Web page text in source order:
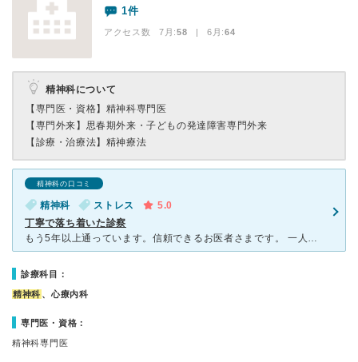
1件
アクセス数 7月:58 | 6月:64
精神科について
【専門医・資格】 精神科専門医
【専門外来】 思春期外来・子どもの発達障害専門外来
【診療・治療法】 精神療法
精神科の口コミ
精神科 ストレス
5.0
丁寧で落ち着いた診察
もう5年以上通っています。信頼できるお医者さまです。 一人ひとりにしっかりと向き合い、なぜそのような診察でどんな薬を処方したのか、訊けばちゃんと説明してくださいます。 人生や人間関係に悩んだ時
診療科目：
精神科 、心療内科
専門医・資格：
精神科専門医